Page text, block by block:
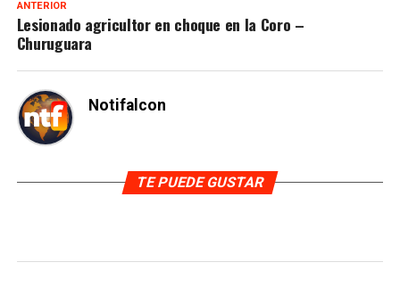
ANTERIOR
Lesionado agricultor en choque en la Coro –
Churuguara
Notifalcon
TE PUEDE GUSTAR